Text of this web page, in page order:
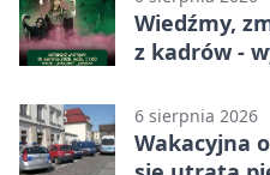
Wiedźmy,
z kadrów -
6 sierpnia 2026
Wakacyjna